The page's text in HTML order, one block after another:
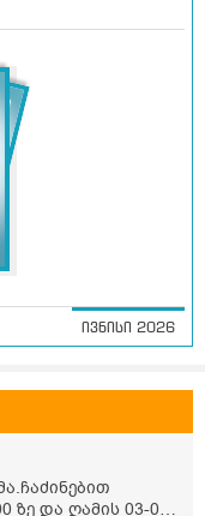
ივნისი 2026
ზე და ღამის 03-00